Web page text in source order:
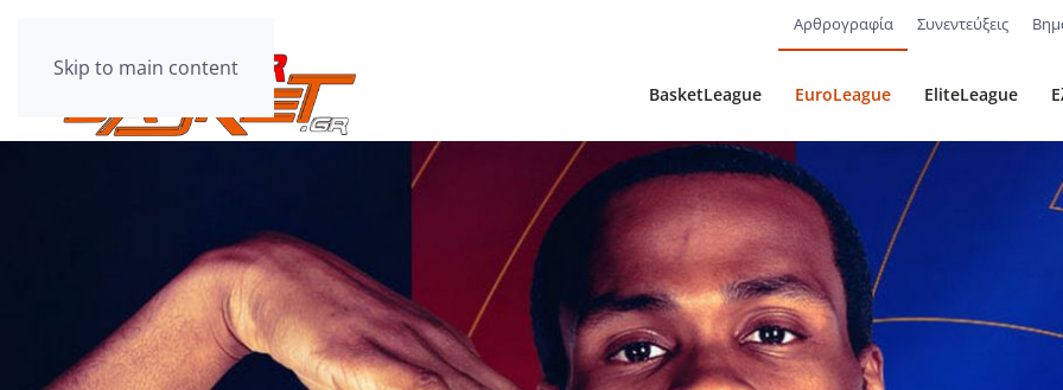
Skip to main content
Αρθρογραφία Συνεντεύξεις
BasketLeague EuroLeague EliteLeague